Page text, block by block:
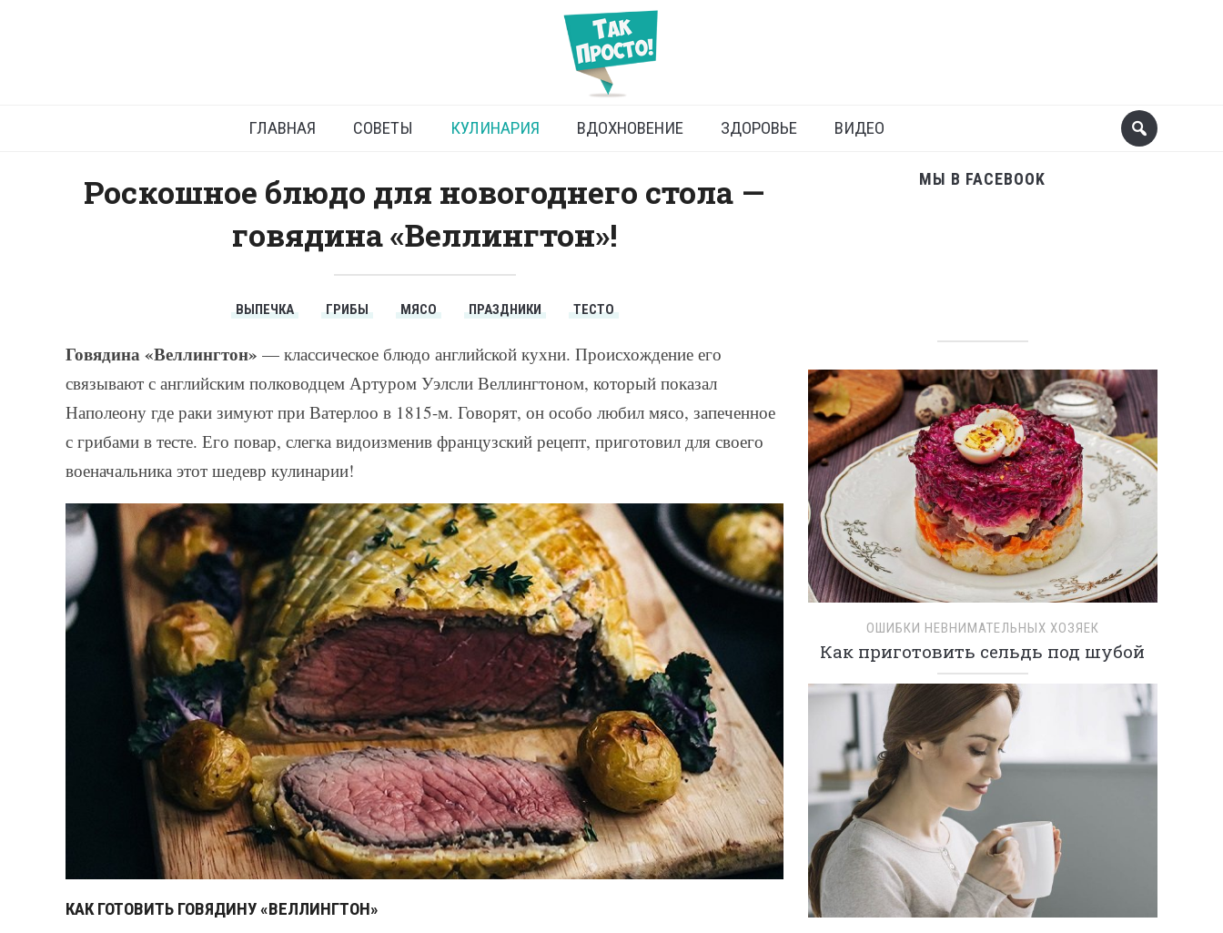
Как готовить говядину
«Веллингтон»
ГЛАВНАЯ СОВЕТЫ КУЛИНАРИЯ ВДОХНОВЕНИЕ ЗДОРОВЬЕ ВИДЕО
Роскошное блюдо для новогоднего стола —
говядина «Веллингтон»!
ВЫПЕЧКА ГРИБЫ МЯСО ПРАЗДНИКИ ТЕСТО
Говядина «Веллингтон» — классическое блюдо английской кухни. Происхождение его
связывают с английским полководцем Артуром Уэлсли Веллингтоном, который показал
Наполеону где раки зимуют при Ватерлоо в 1815-м. Говорят, он особо любил мясо, запеченное
с грибами в тесте. Его повар, слегка видоизменив французский рецепт, приготовил для своего
военачальника этот шедевр кулинарии!
КАК ГОТОВИТЬ ГОВЯДИНУ «ВЕЛЛИНГТОН»
МЫ В FACEBOOK
ОШИБКИ НЕВНИМАТЕЛЬНЫХ ХОЗЯЕК
Как приготовить сельдь под шубой